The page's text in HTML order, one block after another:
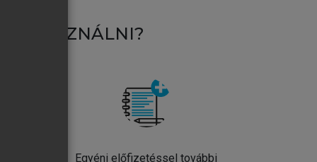
HASZNÁLNI?
Egyéni előfizetéssel további